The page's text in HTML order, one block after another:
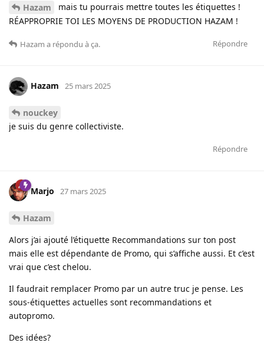
Hazam
mais tu pourrais mettre toutes les étiquettes !
RÉAPPROPRIE TOI LES MOYENS DE PRODUCTION HAZAM !
Répondre
Hazam a répondu à ça.
Hazam 25 mars 2025
nouckey
je suis du genre collectiviste.
Répondre
Marjo 27 mars 2025
Hazam
Alors j’ai ajouté l’étiquette Recommandations sur ton post
mais elle est dépendante de Promo, qui s’affiche aussi. Et c’est
vrai que c’est chelou.
Il faudrait remplacer Promo par un autre truc je pense. Les
sous-étiquettes actuelles sont recommandations et
autopromo.
Des idées?